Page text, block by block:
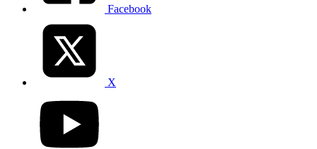
Facebook
X